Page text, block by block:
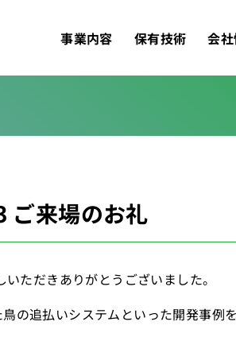
事業内容 保有技術 会
ご来場のお礼
ただきありがとうございました。
の追払いシステムといった開発事例